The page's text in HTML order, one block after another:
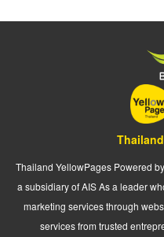
Thailand YellowPages Powered
a subsidiary of AIS As a leader
marketing services through
services from trusted